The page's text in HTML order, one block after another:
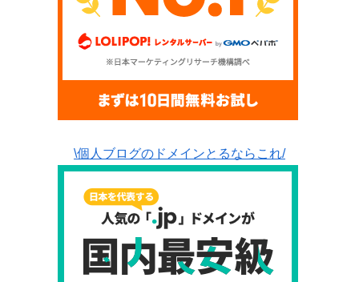
\個人ブログのドメインとるならこれ/